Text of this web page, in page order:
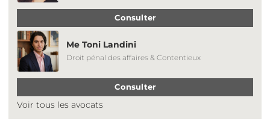
Consulter
Me Toni Landini
Droit pénal des affaires & Contentieux
Consulter
Voir tous les avocats